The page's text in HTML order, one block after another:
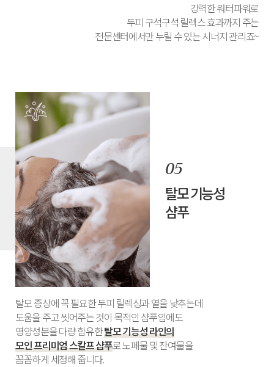
강력한 워터파워로
두피 구석구석 릴렉스 효과까지 주는
전문센터에서만 누릴 수 있는 시너지 관리죠~
탈모 기능성
샴푸
탈모 증상에 꼭 필요한 두피 릴렉싱과 열을 낮추는데
도움을 주고 씻어주는 것이 목적인 샴푸임에도
영양성분을 다량 함유한탈모 기능성 라인의
모인 프리미엄 스칼프 샴푸로 노폐물 및 잔여물을
꼼꼼하게 세정해 줍니다.